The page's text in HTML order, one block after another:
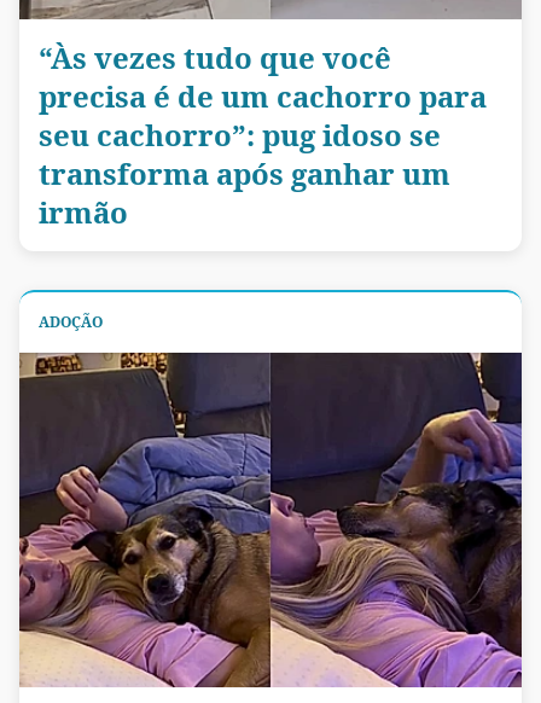
“Às vezes tudo que você
precisa é de um cachorro para
seu cachorro”: pug idoso se
transforma após ganhar um
irmão
ADOÇÃO